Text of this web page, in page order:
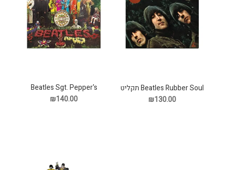
Beatles Rubber Soul תקליט
₪130.00
Beatles Sgt. Pepper's
Lonely Hearts תקליט
₪140.00